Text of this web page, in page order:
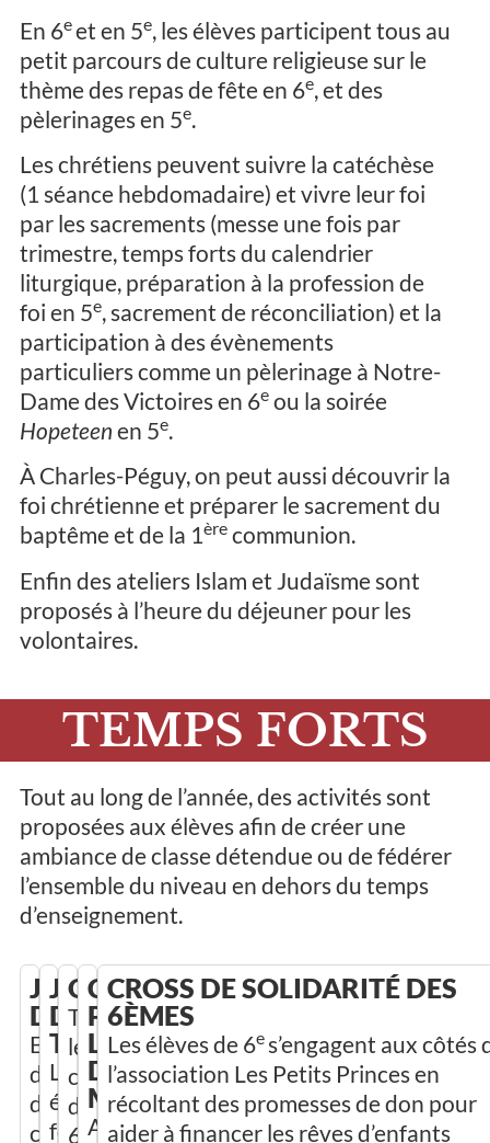
En 6eet en 5e, les élèves participent tous au
petit parcours de culture religieuse sur le
thème des repas de fête en 6e, et des
pèlerinages en 5e.
Les chrétiens peuvent suivre la catéchèse
(1 séance hebdomadaire) et vivre leur foi
par les sacrements (messe une fois par
trimestre, temps forts du calendrier
liturgique, préparation à la profession de
foi en 5e, sacrement de réconciliation) et la
participation à des évènements
particuliers comme un pèlerinage à Notre-
Dame des Victoires en 6eou la soirée
Hopeteen en 5e.
À Charles-Péguy, on peut aussi découvrir la
foi chrétienne et préparer le sacrement du
baptême et de la 1èrecommunion.
Enfin des ateliers Islam et Judaïsme sont
proposés à l’heure du déjeuner pour les
volontaires.
TEMPS FORTS
Tout au long de l’année, des activités sont
proposées aux élèves afin de créer une
ambiance de classe détendue ou de fédérer
l’ensemble du niveau en dehors du temps
d’enseignement.
JOURNÉE
D’INTÉGRATION
En
début
d’année,
chaque
JOURNÉE
DES
TALENTS
Les
élèves
font
OLYMPIADES
Toutes
les
classes
de
6 e
COLLECTE
POUR
L’ORDRE
DE
MALTE
Au
CROSS DE SOLIDARITÉ DES
6ÈMES
Les élèves de 6es’engagent aux côtés
l’association Les Petits Princes en
récoltant des promesses de don pour
aider à financer les rêves d’enfants